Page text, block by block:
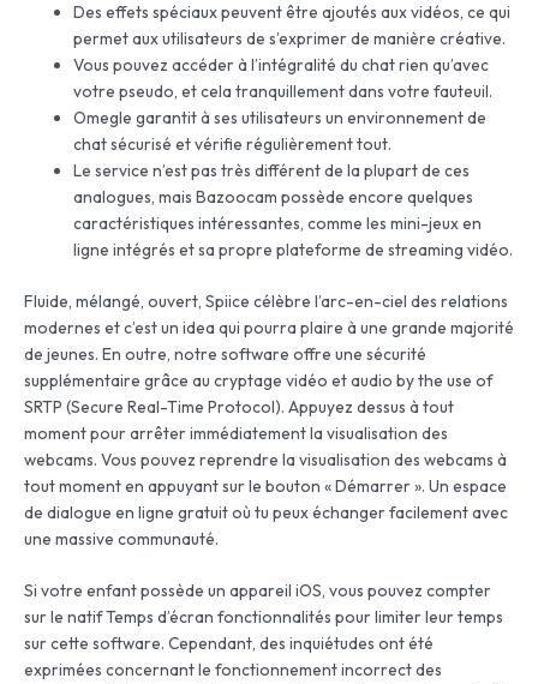
Des effets spéciaux peuvent être ajoutés aux vidéos, ce qui
permet aux utilisateurs de s’exprimer de manière créative.
Vous pouvez accéder à l’intégralité du chat rien qu’avec
votre pseudo, et cela tranquillement dans votre fauteuil.
Omegle garantit à ses utilisateurs un environnement de
chat sécurisé et vérifie régulièrement tout.
Le service n’est pas très différent de la plupart de ces
analogues, mais Bazoocam possède encore quelques
caractéristiques intéressantes, comme les mini-jeux en
ligne intégrés et sa propre plateforme de streaming vidéo.
Fluide, mélangé, ouvert, Spiice célèbre l’arc-en-ciel des relations
modernes et c’est un idea qui pourra plaire à une grande majorité
de jeunes. En outre, notre software offre une sécurité
supplémentaire grâce au cryptage vidéo et audio by the use of
SRTP (Secure Real-Time Protocol). Appuyez dessus à tout
moment pour arrêter immédiatement la visualisation des
webcams. Vous pouvez reprendre la visualisation des webcams à
tout moment en appuyant sur le bouton « Démarrer ». Un espace
de dialogue en ligne gratuit où tu peux échanger facilement avec
une massive communauté.
Si votre enfant possède un appareil iOS, vous pouvez compter
sur le natif Temps d’écran fonctionnalités pour limiter leur temps
sur cette software. Cependant, des inquiétudes ont été
exprimées concernant le fonctionnement incorrect des